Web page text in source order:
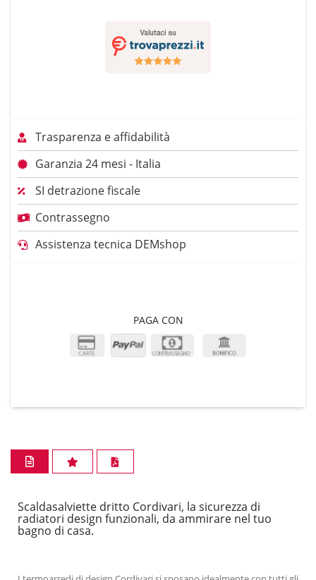
Trasparenza e affidabilità
Garanzia 24 mesi - Italia
SI detrazione fiscale
Contrassegno
Assistenza tecnica DEMshop
PAGA CON
Scaldasalviette dritto Cordivari, la sicurezza di
radiatori design funzionali, da ammirare nel tuo
bagno di casa.